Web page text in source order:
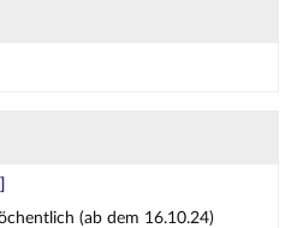
(ab dem 16.10.24)